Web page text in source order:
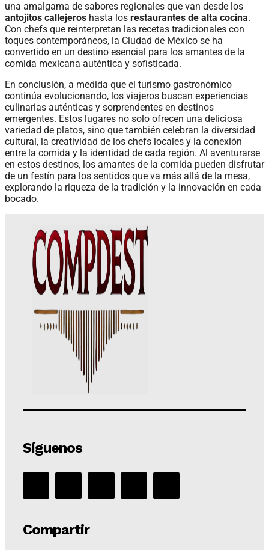
una amalgama de sabores regionales que van desde los
antojitos callejeros hasta los restaurantes de alta cocina.
Con chefs que reinterpretan las recetas tradicionales con
toques contemporáneos, la Ciudad de México se ha
convertido en un destino esencial para los amantes de la
comida mexicana auténtica y sofisticada.
En conclusión, a medida que el turismo gastronómico
continúa evolucionando, los viajeros buscan experiencias
culinarias auténticas y sorprendentes en destinos
emergentes. Estos lugares no solo ofrecen una deliciosa
variedad de platos, sino que también celebran la diversidad
cultural, la creatividad de los chefs locales y la conexión
entre la comida y la identidad de cada región. Al aventurarse
en estos destinos, los amantes de la comida pueden disfrutar
de un festín para los sentidos que va más allá de la mesa,
explorando la riqueza de la tradición y la innovación en cada
bocado.
Síguenos
Compartir